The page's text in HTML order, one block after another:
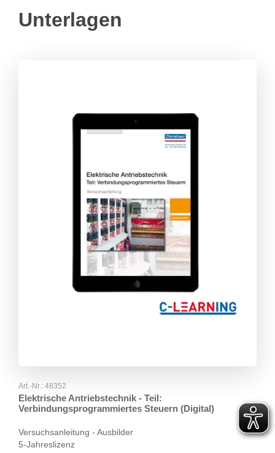
Unterlagen
Art.-Nr.: 48352
Elektrische Antriebstechnik - Teil:
Verbindungsprogrammiertes Steuern (Digital)
Versuchsanleitung - Ausbilder
5-Jahreslizenz